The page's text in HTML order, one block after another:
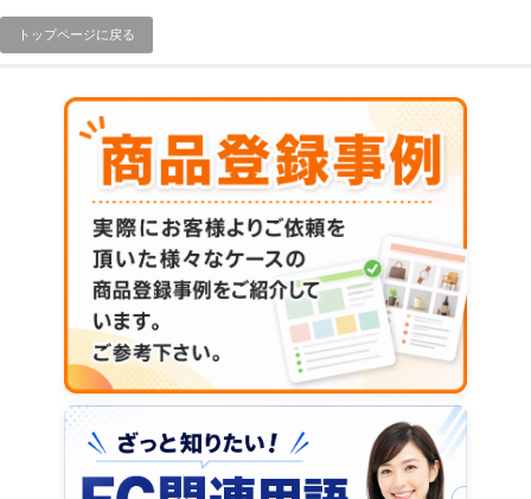
トップページに戻る